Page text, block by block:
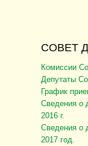
СОВЕТ
Комиссии
Депутаты
График
Сведения о
2016 г.
Сведения о
2017 год.